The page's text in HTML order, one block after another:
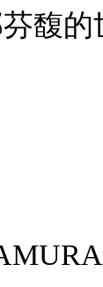
馥的